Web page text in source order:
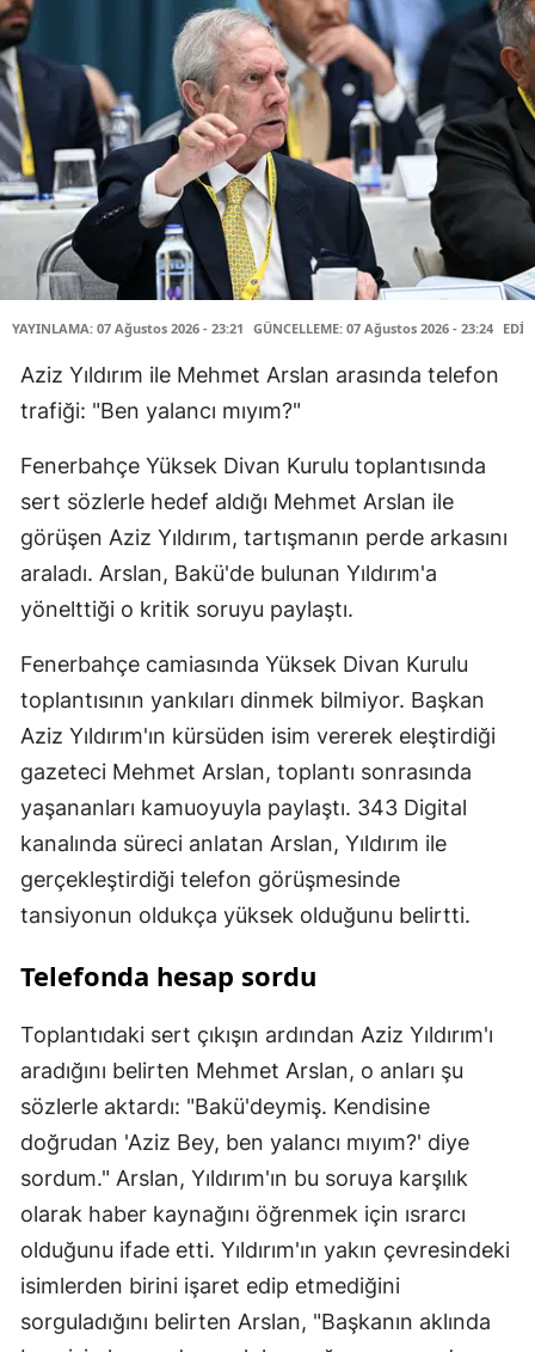
YAYINLAMA: 07 Ağustos 2026 - 23:21 GÜNCELLEME: 07 Ağustos 2026 - 23:24
Aziz Yıldırım ile Mehmet Arslan arasında telefon
trafiği: "Ben yalancı mıyım?"
Fenerbahçe Yüksek Divan Kurulu toplantısında
sert sözlerle hedef aldığı Mehmet Arslan ile
görüşen Aziz Yıldırım, tartışmanın perde arkasını
araladı. Arslan, Bakü'de bulunan Yıldırım'a
yönelttiği o kritik soruyu paylaştı.
Fenerbahçe camiasında Yüksek Divan Kurulu
toplantısının yankıları dinmek bilmiyor. Başkan
Aziz Yıldırım'ın kürsüden isim vererek eleştirdiği
gazeteci Mehmet Arslan, toplantı sonrasında
yaşananları kamuoyuyla paylaştı. 343 Digital
kanalında süreci anlatan Arslan, Yıldırım ile
gerçekleştirdiği telefon görüşmesinde
tansiyonun oldukça yüksek olduğunu belirtti.
Telefonda hesap sordu
Toplantıdaki sert çıkışın ardından Aziz Yıldırım'ı
aradığını belirten Mehmet Arslan, o anları şu
sözlerle aktardı: "Bakü'deymiş. Kendisine
doğrudan 'Aziz Bey, ben yalancı mıyım?' diye
sordum." Arslan, Yıldırım'ın bu soruya karşılık
olarak haber kaynağını öğrenmek için ısrarcı
olduğunu ifade etti. Yıldırım'ın yakın çevresindeki
isimlerden birini işaret edip etmediğini
sorguladığını belirten Arslan, "Başkanın aklında